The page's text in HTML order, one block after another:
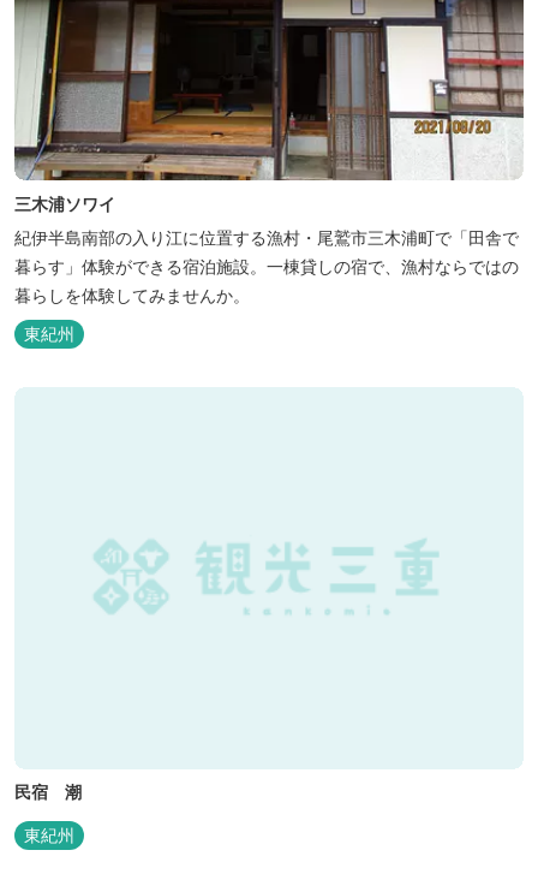
三木浦ソワイ
紀伊半島南部の入り江に位置する漁村・尾鷲市三木浦町で「田舎で
暮らす」体験ができる宿泊施設。一棟貸しの宿で、漁村ならではの
暮らしを体験してみませんか。
東紀州
民宿 潮
東紀州